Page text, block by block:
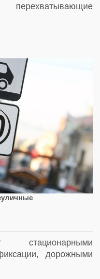
перехватывающие
стационарными
дорожными